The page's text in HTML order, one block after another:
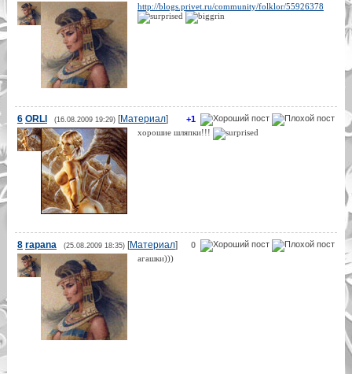
http://blogs.privet.ru/community/folklor/55926378
+1
6 ORLI (16.08.2009 19:29)[Материал]
хорошие шляпки!!!
0
8 rapana (25.08.2009 18:35)[Материал]
агашки)))